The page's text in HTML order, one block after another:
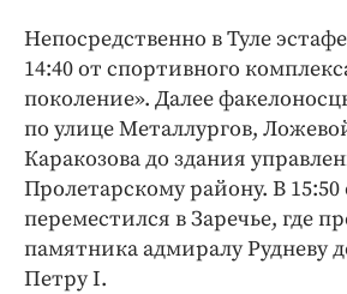
Непосредственно в Туле
14:40 от спортивного
поколение». Далее
по улице Металлургов,
Каракозова до здания
Пролетарскому району. В 15:50
переместился в Заречье, где
памятника адмиралу Рудневу
Петру I.